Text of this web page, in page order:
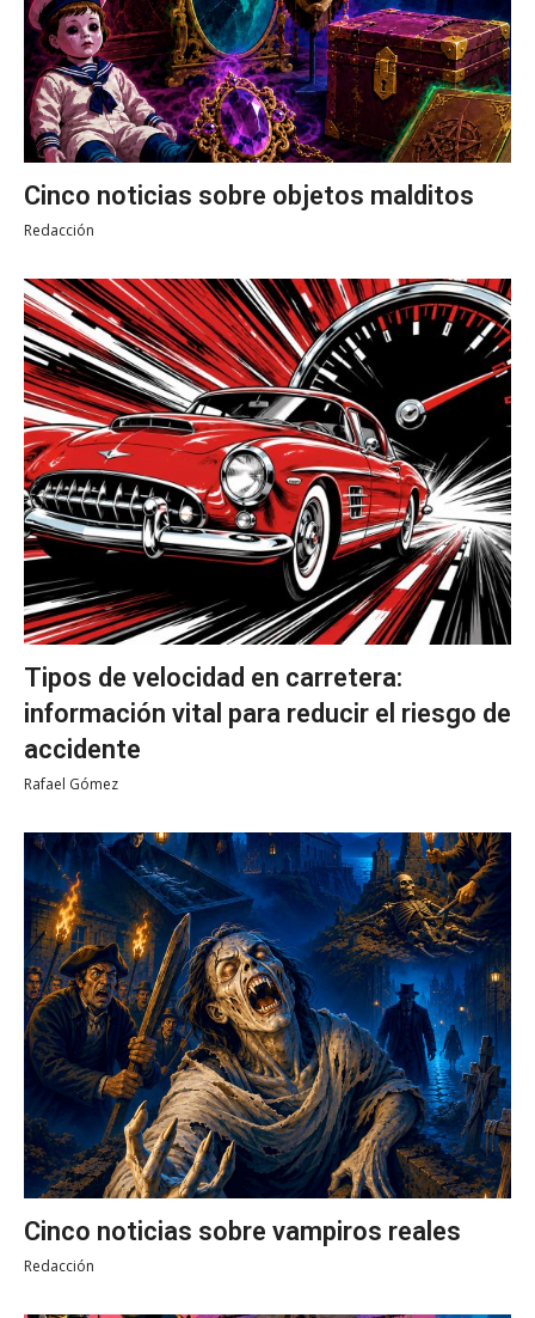
Cinco noticias sobre objetos malditos
Redacción
Tipos de velocidad en carretera:
información vital para reducir el riesgo de
accidente
Rafael Gómez
Cinco noticias sobre vampiros reales
Redacción